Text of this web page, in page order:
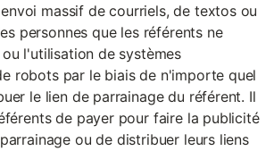
massif de courriels, de textos ou
personnes que les référents ne
l'utilisation de systèmes
robots par le biais de n'importe quel
le lien de parrainage du référent. Il
de payer pour faire la publicité
ou de distribuer leurs liens